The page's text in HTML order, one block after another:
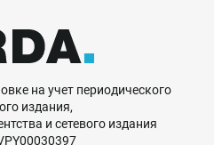
на учет периодического
издания,
и сетевого издания